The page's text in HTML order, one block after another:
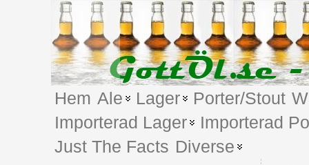
Hem Ale Lager Porter/Stout
Importerad Lager
Importerad
Just The Facts Diverse